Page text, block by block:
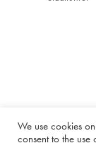
We use cookies
consent to the